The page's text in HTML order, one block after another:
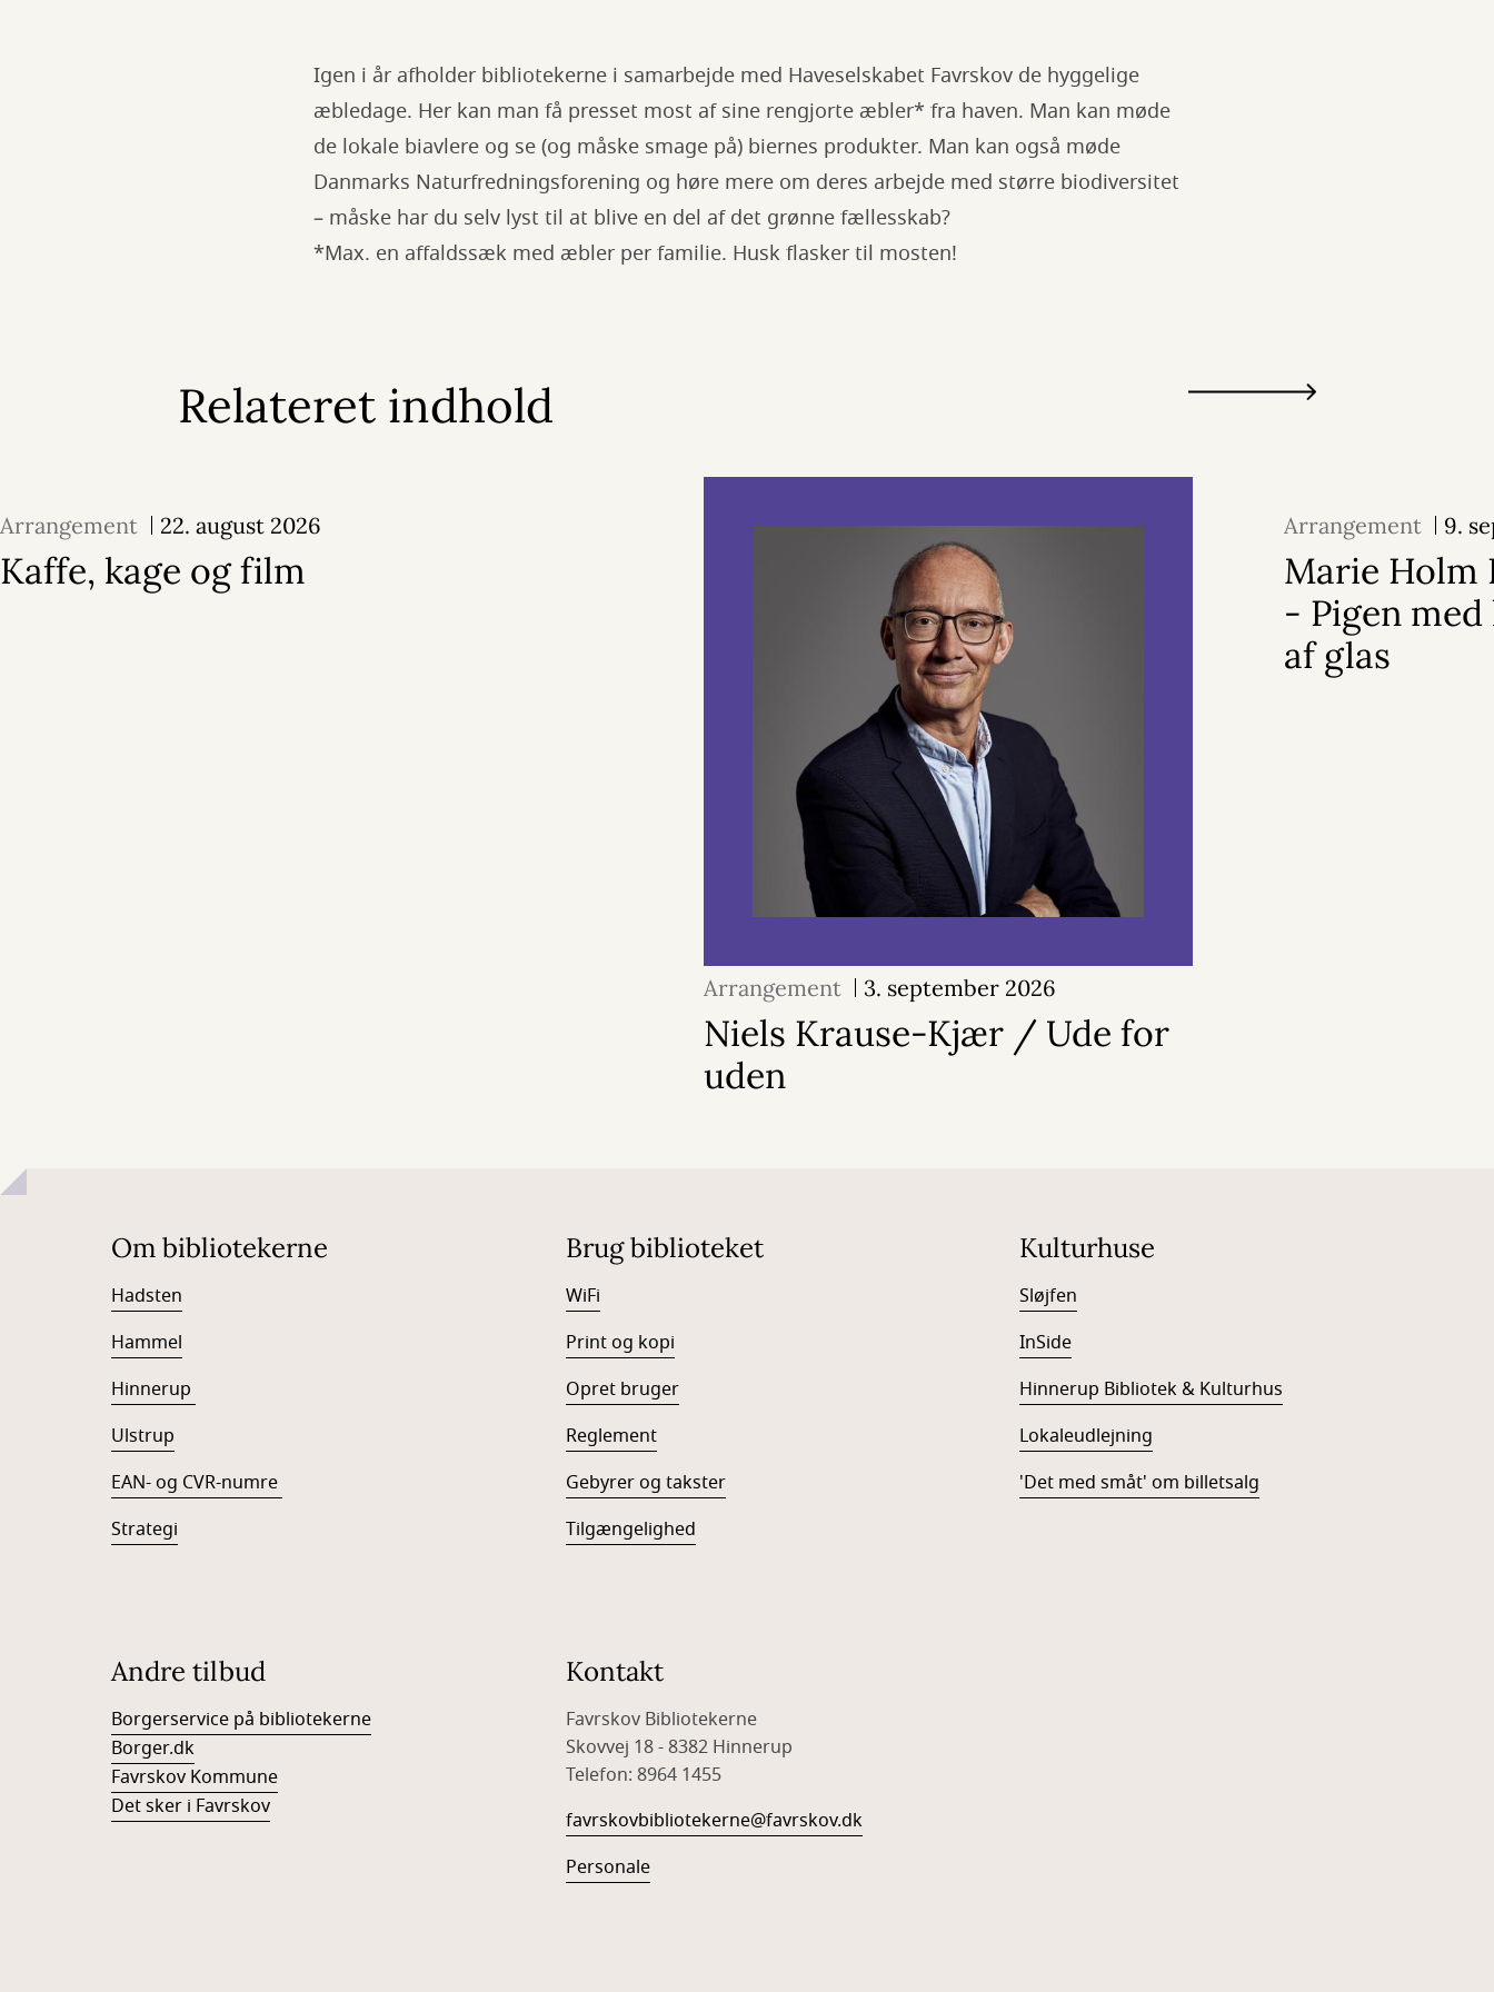
Igen i år afholder bibliotekerne i samarbejde med Haveselskabet Favrskov de hyggelige
æbledage. Her kan man få presset most af sine rengjorte æbler* fra haven. Man kan møde
de lokale biavlere og se (og måske smage på) biernes produkter. Man kan også møde
Danmarks Naturfredningsforening og høre mere om deres arbejde med større biodiversitet
– måske har du selv lyst til at blive en del af det grønne fællesskab?
*Max. en affaldssæk med æbler per familie. Husk flasker til mosten!
Relateret indhold
Arrangement 22. august 2026
Kaffe, kage og film
Arrangement 3. september 2026
Niels Krause-Kjær / Ude for
uden
Arrangement 9.
Marie Holm
- Pigen
af glas
Om bibliotekerne
Hadsten
Hammel
Hinnerup
Ulstrup
EAN- og CVR-numre
Strategi
Brug biblioteket
WiFi
Print og kopi
Opret bruger
Reglement
Gebyrer og takster
Tilgængelighed
Kulturhuse
Sløjfen
InSide
Hinnerup Bibliotek & Kulturhus
Lokaleudlejning
'Det med småt' om billetsalg
Andre tilbud
Borgerservice på bibliotekerne
Borger.dk
Favrskov Kommune
Det sker i Favrskov
Kontakt
Favrskov Bibliotekerne
Skovvej 18 - 8382 Hinnerup
Telefon: 8964 1455
favrskovbibliotekerne@favrskov.dk
Personale